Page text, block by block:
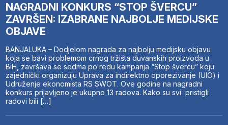
NAGRADNI KONKURS “STOP ŠVERCU”
ZAVRŠEN: IZABRANE NAJBOLJE MEDIJSKE
OBJAVE
BANJALUKA – Dodjelom nagrada za najbolju medijsku objavu
koja se bavi problemom crnog tržišta duvanskih proizvoda u
BiH, završava se sedma po redu kampanja “Stop švercu” koju
zajednički organizuju Uprava za indirektno oporezivanje (UIO) i
Udruženje ekonomista RS SWOT. Ove godine na nagradni
konkurs prijavljeno je ukupno 13 radova. Kako su svi pristigli
radovi bili […]